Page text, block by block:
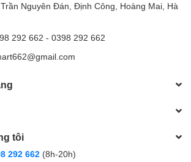
Nguyên Đán, Định Công, Hoàng Mai, Hà
292 662 - 0398 292 662
tôi
292 662 (8h-20h)